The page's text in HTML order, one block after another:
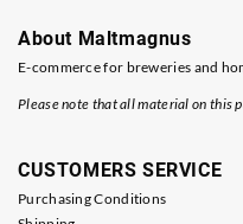
About Maltmagnus
E-commerce for breweries and
Please note that all material on this
CUSTOMERS SERVICE
Purchasing Conditions